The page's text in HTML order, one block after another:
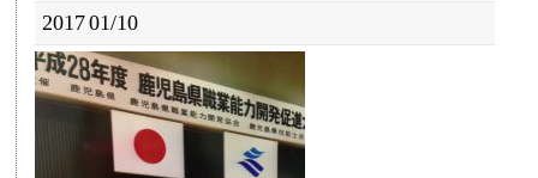
01/10
2017